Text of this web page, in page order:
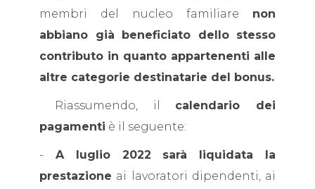
membri del nucleo familiare non
abbiano già beneficiato dello stesso
contributo in quanto appartenenti alle
altre categorie destinatarie del bonus.
Riassumendo, il calendario dei
pagamenti è il seguente:
- A luglio 2022 sarà liquidata la
prestazione ai lavoratori dipendenti, ai